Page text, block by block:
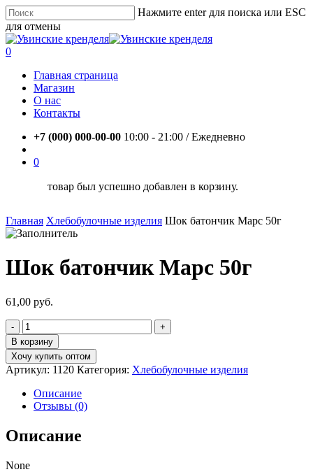
Skip
to
main
content
Нажмите enter для поиска или ESC
для отмены
0
Главная страница
Магазин
О нас
Контакты
+7 (000) 000-00-00 10:00 - 21:00 / Eжедневно
0
товар был успешно добавлен в корзину.
Главная Хлебобулочные изделия Шок батончик Марс 50г
Шок батончик Марс 50г
61,00 руб.
В корзину
Хочу купить оптом
Артикул: 1120 Категория: Хлебобулочные изделия
Описание
Отзывы (0)
Описание
None